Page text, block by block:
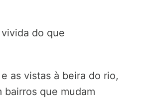
do que
as vistas à beira do rio,
bairros que mudam